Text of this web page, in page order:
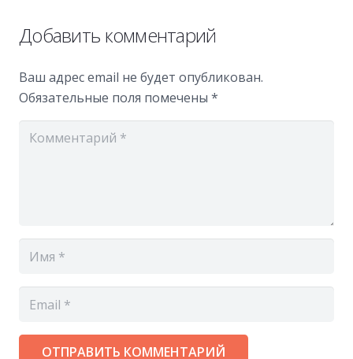
Добавить комментарий
Ваш адрес email не будет опубликован.
Обязательные поля помечены *
ОТПРАВИТЬ КОММЕНТАРИЙ